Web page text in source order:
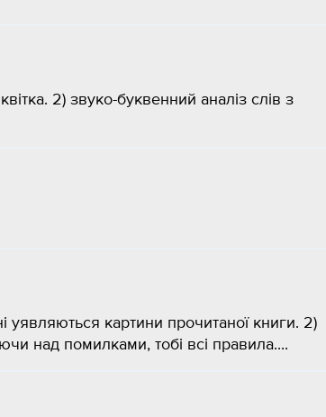
2) звуко-буквенний аналіз слів з
картини прочитаної книги. 2)
над помилками, тобі всі правила....